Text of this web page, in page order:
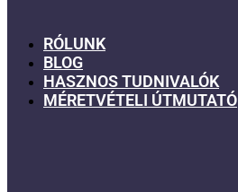
RÓLUNK
BLOG
HASZNOS TUDNIVALÓK
MÉRETVÉTELI ÚTMUTATÓ